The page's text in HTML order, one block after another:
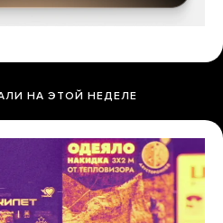
НА ЭТОЙ НЕДЕЛЕ